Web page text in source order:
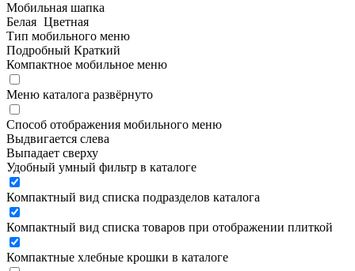
Мобильная шапка
Белая Цветная
Тип мобильного меню
Подробный Краткий
Компактное мобильное меню
Меню каталога развёрнуто
Способ отображения мобильного меню
Выдвигается слева
Выпадает сверху
Удобный умный фильтр в каталоге
Компактный вид списка подразделов каталога
Компактный вид списка товаров при отображении плиткой
Компактные хлебные крошки в каталоге